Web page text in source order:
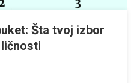
Šta tvoj izbor